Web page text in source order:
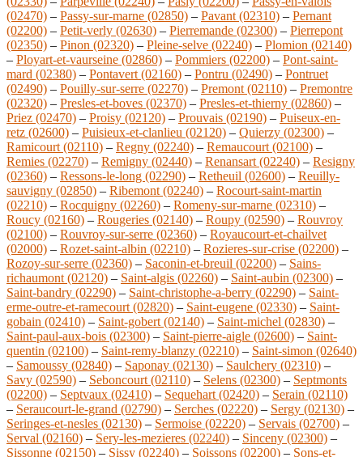
(02470) – Passy-sur-marne (02850) – Pavant (02310) – Pernant
(02200) – Petit-verly (02630) – Pierremande (02300) – Pierrepont
(02350) – Pinon (02320) – Pleine-selve (02240) – Plomion (02140)
– Ployart-et-vaurseine (02860) – Pommiers (02200) – Pont-saint-
mard (02380) – Pontavert (02160) – Pontru (02490) – Pontruet
(02490) – Pouilly-sur-serre (02270) – Premont (02110) – Premontre
(02320) – Presles-et-boves (02370) – Presles-et-thierny (02860) –
Priez (02470) – Proisy (02120) – Prouvais (02190) – Puiseux-en-
retz (02600) – Puisieux-et-clanlieu (02120) – Quierzy (02300) –
Ramicourt (02110) – Regny (02240) – Remaucourt (02100) –
Remies (02270) – Remigny (02440) – Renansart (02240) – Resigny
(02360) – Ressons-le-long (02290) – Retheuil (02600) – Reuilly-
sauvigny (02850) – Ribemont (02240) – Rocourt-saint-martin
(02210) – Rocquigny (02260) – Romeny-sur-marne (02310) –
Roucy (02160) – Rougeries (02140) – Roupy (02590) – Rouvroy
(02100) – Rouvroy-sur-serre (02360) – Royaucourt-et-chailvet
(02000) – Rozet-saint-albin (02210) – Rozieres-sur-crise (02200) –
Rozoy-sur-serre (02360) – Saconin-et-breuil (02200) – Sains-
richaumont (02120) – Saint-algis (02260) – Saint-aubin (02300) –
Saint-bandry (02290) – Saint-christophe-a-berry (02290) – Saint-
erme-outre-et-ramecourt (02820) – Saint-eugene (02330) – Saint-
gobain (02410) – Saint-gobert (02140) – Saint-michel (02830) –
Saint-paul-aux-bois (02300) – Saint-pierre-aigle (02600) – Saint-
quentin (02100) – Saint-remy-blanzy (02210) – Saint-simon (02640)
– Samoussy (02840) – Saponay (02130) – Saulchery (02310) –
Savy (02590) – Seboncourt (02110) – Selens (02300) – Septmonts
(02200) – Septvaux (02410) – Sequehart (02420) – Serain (02110)
– Seraucourt-le-grand (02790) – Serches (02220) – Sergy (02130) –
Seringes-et-nesles (02130) – Sermoise (02220) – Servais (02700) –
Serval (02160) – Sery-les-mezieres (02240) – Sinceny (02300) –
Sissonne (02150) – Sissy (02240) – Soissons (02200) – Sons-et-